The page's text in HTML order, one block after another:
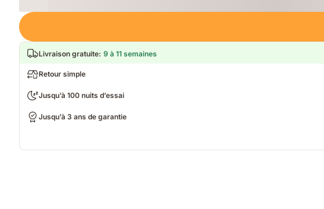
Loading
Livraison gratuite: 9 à 11 semaines
Retour simple
Jusqu’à 100 nuits d’essai
Jusqu’à 3 ans de garantie